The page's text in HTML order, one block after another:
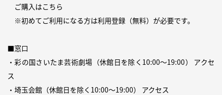
ご購入はこちら
※初めてご利用になる方は利用登録（無料） が必要です。
■窓口
・彩の国さいたま芸術劇場（休館日を除く10:00〜19:00） アクセ
ス
・埼玉会館（休館日を除く10:00〜19:00） アクセス